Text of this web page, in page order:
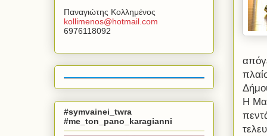
Η
Παναγιώτης Κολλημένος
kollimenos@hotmail com
6976118092
#symvainei_twra
#me_ton_pano_karagianni